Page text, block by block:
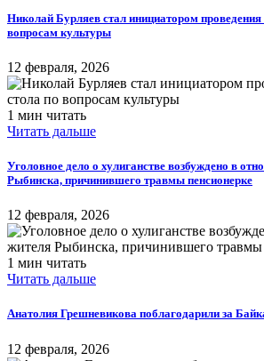
Николай Бурляев стал инициатором проведения
вопросам культуры
12 февраля, 2026
1 мин читать
Читать дальше
Уголовное дело о хулиганстве возбуждено в
Рыбинска, причинившего травмы пенсионерке
12 февраля, 2026
1 мин читать
Читать дальше
Анатолия Грешневикова поблагодарили за
12 февраля, 2026